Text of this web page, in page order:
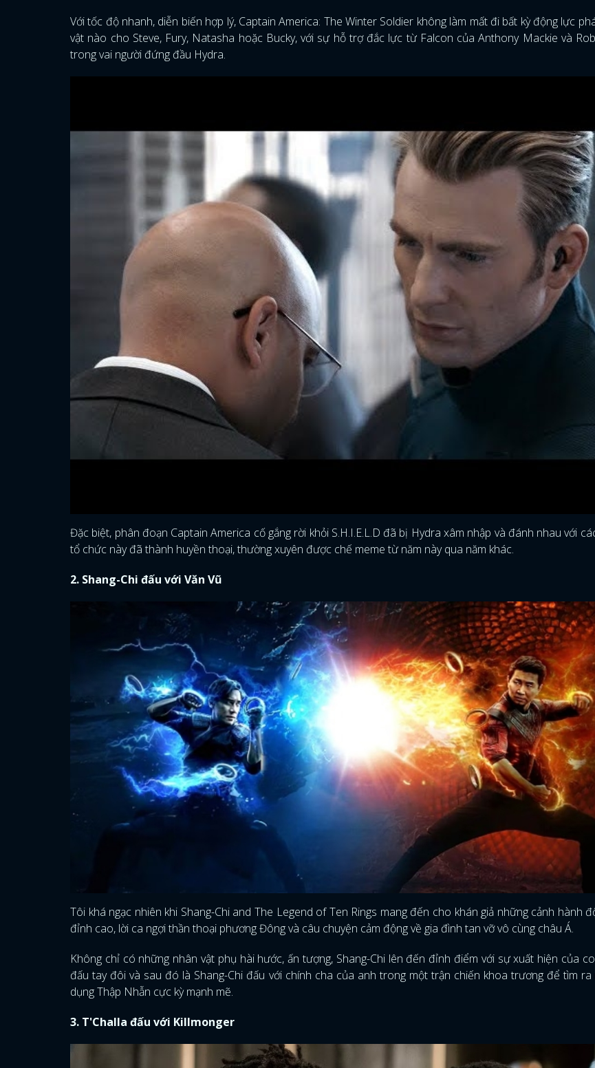
FACEBOOK GOOGLE
Với tốc độ nhanh, diễn biến hợp lý, Captain America: The Winter Soldier không làm mất đi bất kỳ động lực
vật nào cho Steve, Fury, Natasha hoặc Bucky, với sự hỗ trợ đắc lực từ Falcon của Anthony Mackie và
trong vai người đứng đầu Hydra.
Đặc biệt, phân đoạn Captain America cố gắng rời khỏi S.H.I.E.L.D đã bị Hydra xâm nhập và đánh nhau với
tổ chức này đã thành huyền thoại, thường xuyên được chế meme từ năm này qua năm khác.
2. Shang-Chi đấu với Văn Vũ
Tôi khá ngạc nhiên khi Shang-Chi and The Legend of Ten Rings mang đến cho khán giả những cảnh hành
đỉnh cao, lời ca ngợi thần thoại phương Đông và câu chuyện cảm động về gia đình tan vỡ vô cùng châu Á.
Không chỉ có những nhân vật phụ hài hước, ấn tượng, Shang-Chi lên đến đỉnh điểm với sự xuất hiện của
đấu tay đôi và sau đó là Shang-Chi đấu với chính cha của anh trong một trận chiến khoa trương để tìm
dụng Thập Nhẫn cực kỳ mạnh mẽ.
3. T'Challa đấu với Killmonger